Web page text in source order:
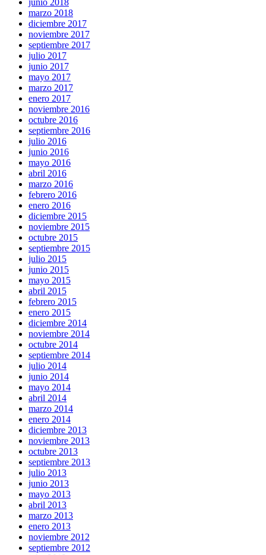
junio 2018
marzo 2018
diciembre 2017
noviembre 2017
septiembre 2017
julio 2017
junio 2017
mayo 2017
marzo 2017
enero 2017
noviembre 2016
octubre 2016
septiembre 2016
julio 2016
junio 2016
mayo 2016
abril 2016
marzo 2016
febrero 2016
enero 2016
diciembre 2015
noviembre 2015
octubre 2015
septiembre 2015
julio 2015
junio 2015
mayo 2015
abril 2015
febrero 2015
enero 2015
diciembre 2014
noviembre 2014
octubre 2014
septiembre 2014
julio 2014
junio 2014
mayo 2014
abril 2014
marzo 2014
enero 2014
diciembre 2013
noviembre 2013
octubre 2013
septiembre 2013
julio 2013
junio 2013
mayo 2013
abril 2013
marzo 2013
enero 2013
noviembre 2012
septiembre 2012